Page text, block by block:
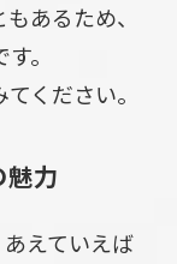
あるため、
。
ください。
力
えていえば